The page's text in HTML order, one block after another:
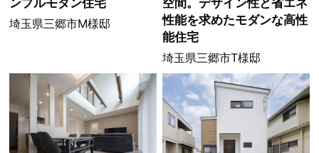
埼玉県三郷市M様邸
性能を求めたモダンな高性
能住宅
埼玉県三郷市T様邸